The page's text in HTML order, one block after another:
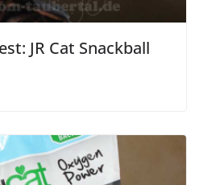
JR Cat Snackball